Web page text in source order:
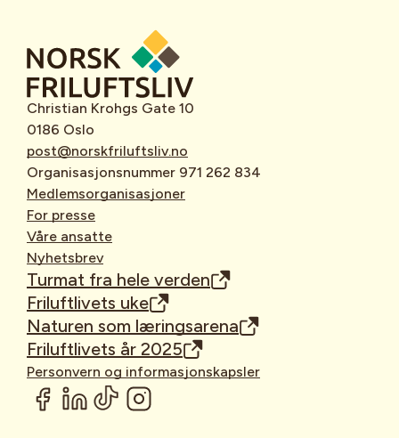
Christian Krohgs Gate 10
0186 Oslo
post@norskfriluftsliv.no
Organisasjonsnummer 971 262 834
Medlemsorganisasjoner
For presse
Våre ansatte
Nyhetsbrev
Turmat fra hele verden
Friluftlivets uke
Naturen som læringsarena
Friluftlivets år 2025
Personvern og informasjonskapsler